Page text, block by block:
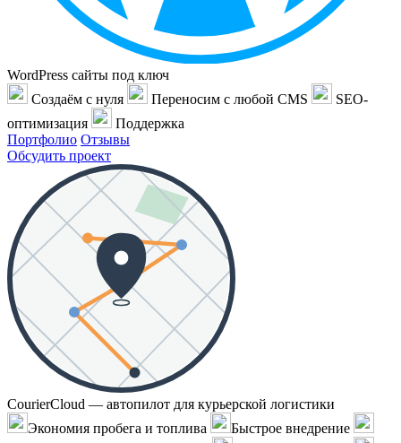
WordPress сайты под ключ
Создаём с нуля
Переносим с любой CMS
SEO-
оптимизация
Поддержка
Портфолио Отзывы
Обсудить проект
CourierCloud — автопилот для курьерской логистики
Экономия пробега и топлива
Быстрое внедрение